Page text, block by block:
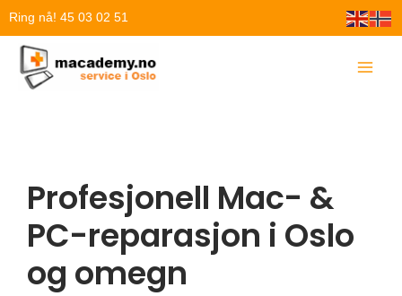
Hopp
innholdet
Ring nå! 45 03 02 51
Profesjonell Mac- &
PC-reparasjon i Oslo
og omegn